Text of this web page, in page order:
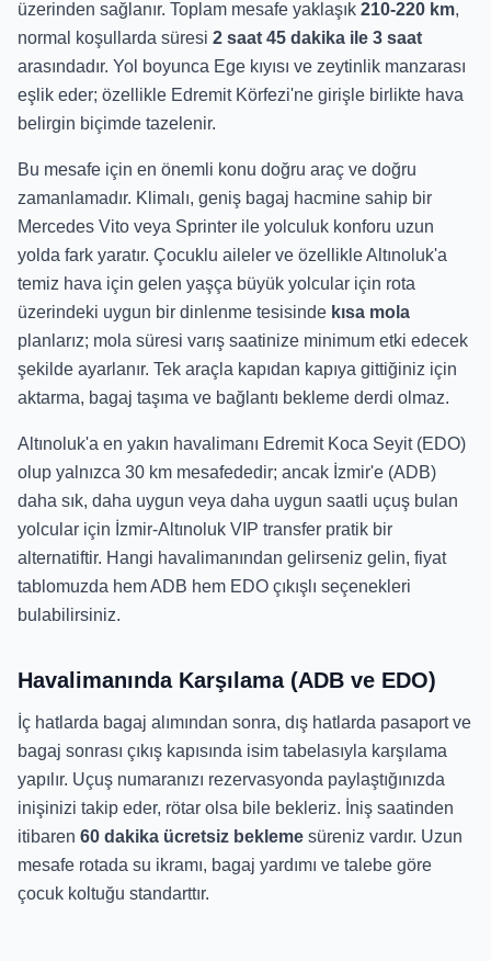
üzerinden sağlanır. Toplam mesafe yaklaşık 210-220 km,
normal koşullarda süresi 2 saat 45 dakika ile 3 saat
arasındadır. Yol boyunca Ege kıyısı ve zeytinlik manzarası
eşlik eder; özellikle Edremit Körfezi'ne girişle birlikte hava
belirgin biçimde tazelenir.
Bu mesafe için en önemli konu doğru araç ve doğru
zamanlamadır. Klimalı, geniş bagaj hacmine sahip bir
Mercedes Vito veya Sprinter ile yolculuk konforu uzun
yolda fark yaratır. Çocuklu aileler ve özellikle Altınoluk'a
temiz hava için gelen yaşça büyük yolcular için rota
üzerindeki uygun bir dinlenme tesisinde kısa mola
planlarız; mola süresi varış saatinize minimum etki edecek
şekilde ayarlanır. Tek araçla kapıdan kapıya gittiğiniz için
aktarma, bagaj taşıma ve bağlantı bekleme derdi olmaz.
Altınoluk'a en yakın havalimanı Edremit Koca Seyit (EDO)
olup yalnızca 30 km mesafededir; ancak İzmir'e (ADB)
daha sık, daha uygun veya daha uygun saatli uçuş bulan
yolcular için İzmir-Altınoluk VIP transfer pratik bir
alternatiftir. Hangi havalimanından gelirseniz gelin, fiyat
tablomuzda hem ADB hem EDO çıkışlı seçenekleri
bulabilirsiniz.
Havalimanında Karşılama (ADB ve EDO)
İç hatlarda bagaj alımından sonra, dış hatlarda pasaport ve
bagaj sonrası çıkış kapısında isim tabelasıyla karşılama
yapılır. Uçuş numaranızı rezervasyonda paylaştığınızda
inişinizi takip eder, rötar olsa bile bekleriz. İniş saatinden
itibaren 60 dakika ücretsiz bekleme süreniz vardır. Uzun
mesafe rotada su ikramı, bagaj yardımı ve talebe göre
çocuk koltuğu standarttır.